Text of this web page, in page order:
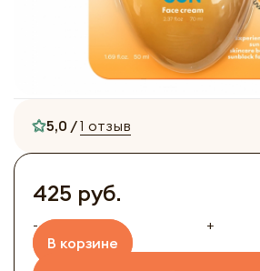
5,0 /1 отзыв
425 руб.
-
+
В корзине